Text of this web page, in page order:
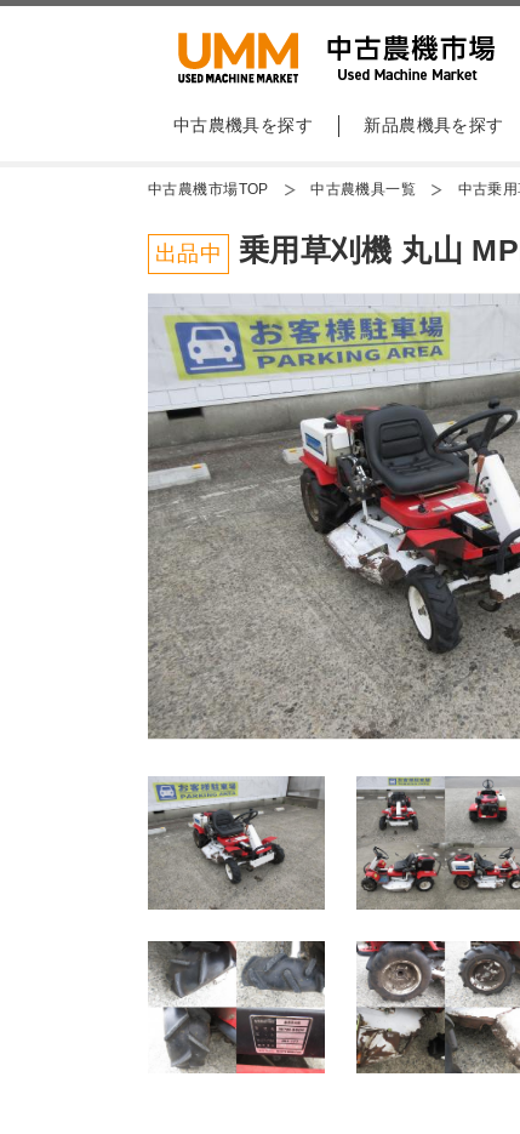
中古農機具を探す 新品農機具を探す
中古農機市場TOP 中古農機具一覧 中古乗
出品中 乗用草刈機 丸山